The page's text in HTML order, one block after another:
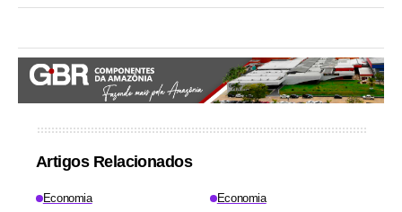
Artigos Relacionados
Economia Economia